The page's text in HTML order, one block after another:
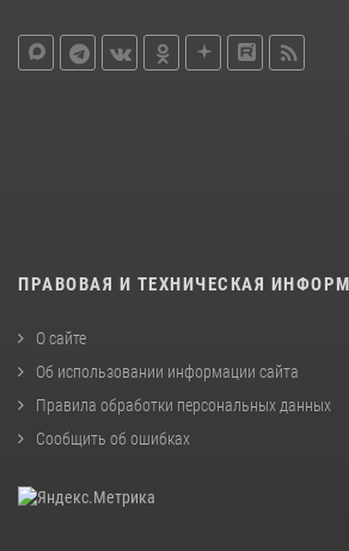
ПРАВОВАЯ И ТЕХНИЧЕСКАЯ
О сайте
Об использовании информации сайта
Правила обработки персональных данных
Сообщить об ошибках